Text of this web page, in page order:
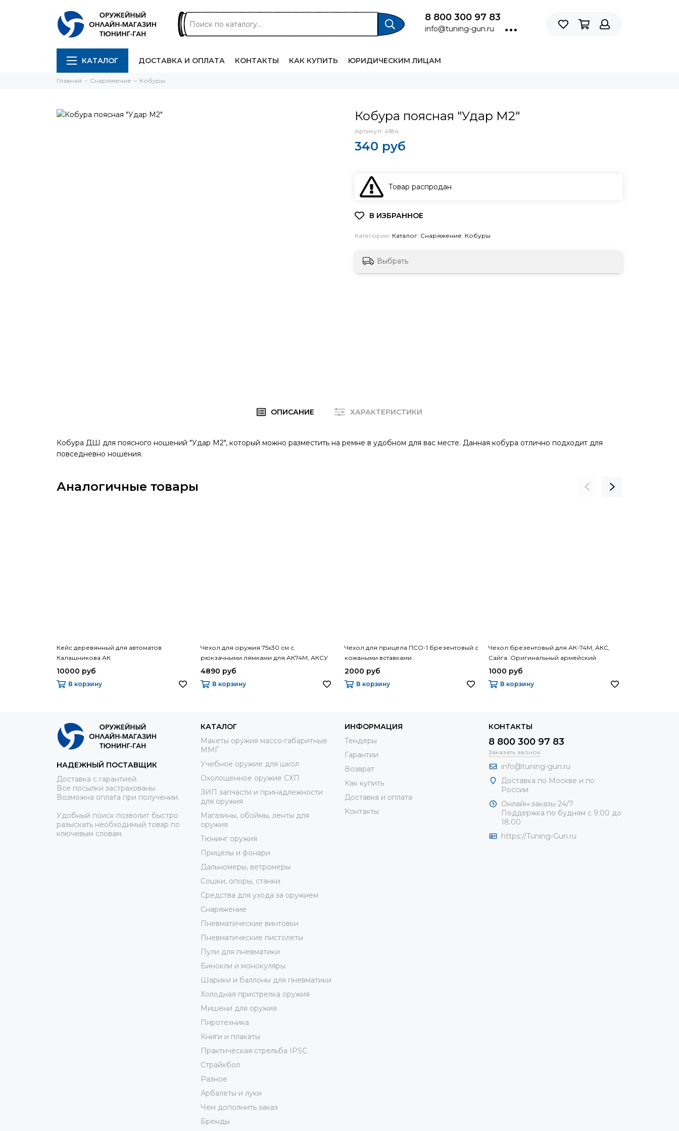
8 800 300 97 83
info@tuning-gun.ru
КАТАЛОГ ДОСТАВКА И ОПЛАТА КОНТАКТЫ КАК КУПИТЬ ЮРИДИЧЕСКИМ ЛИЦАМ
Главная Снаряжение Кобуры
Кобура поясная "Удар М2"
Артикул: 4184
340 руб
Товар распродан
Категории: Каталог, Снаряжение, Кобуры
Выбрать
ОПИСАНИЕ ХАРАКТЕРИСТИКИ
Кобура ДШ для поясного ношений "Удар М2", который можно разместить на ремне в удобном для вас месте. Данная кобура отлично подходит для
повседневно ношения.
Аналогичные товары
Кейс деревянный для автоматов
Калашникова АК
10000 руб
В корзину
Чехол для оружия 75х30 см с
рюкзачными лямками для АК74М, АКСУ
4890 руб
В корзину
Чехол для прицела ПСО-1 брезентовый с
кожаными вставками
2000 руб
В корзину
Чехол брезентовый для АК-74М, АКС,
Сайга. Оригинальный армейский
1000 руб
В корзину
НАДЕЖНЫЙ ПОСТАВЩИК
Доставка с гарантией.
Все посылки застрахованы.
Возможна оплата при получении.
Удобный поиск позволит быстро
разыскать необходимый товар по
ключевым словам.
КАТАЛОГ
Макеты оружия массо-габаритные
ММГ
Учебное оружие для школ
Охолощенное оружие СХП
ЗИП запчасти и принадлежности
для оружия
Магазины, обоймы, ленты для
оружия
Тюнинг оружия
Прицелы и фонари
Дальномеры, ветромеры
Сошки, опоры, станки
Средства для ухода за оружием
Снаряжение
Пневматические винтовки
Пневматические пистолеты
Пули для пневматики
Бинокли и монокуляры
Шарики и баллоны для пневматики
Холодная пристрелка оружия
Мишени для оружия
Пиротехника
Книги и плакаты
Практическая стрельба IPSC
Страйкбол
Разное
Арбалеты и луки
Чем дополнить заказ
Бренды
ИНФОРМАЦИЯ
Тендеры
Гарантии
Возврат
Как купить
Доставка и оплата
Контакты
КОНТАКТЫ
8 800 300 97 83
Заказать звонок
info@tuning-gun.ru
Доставка по Москве и по
России
Онлайн-заказы 24/7
Поддержка по будням с 9:00 до
18:00
https://Tuning-Gun.ru